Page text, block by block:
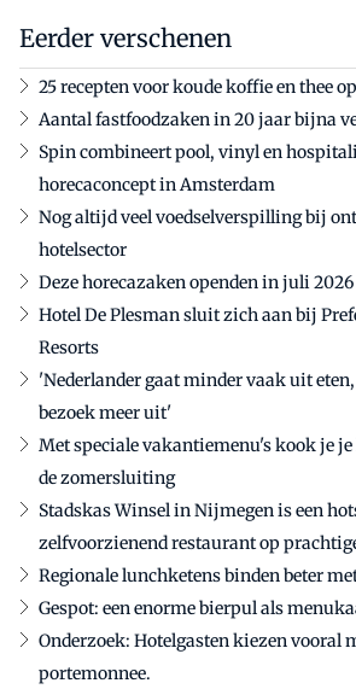
Eerder verschenen
25 recepten voor koude koffie en thee
Aantal fastfoodzaken in 20 jaar bijna
Spin combineert pool, vinyl en
horecaconcept in Amsterdam
Nog altijd veel voedselverspilling bij
hotelsector
Deze horecazaken openden in juli 2026
Hotel De Plesman sluit zich aan bij
Resorts
'Nederlander gaat minder vaak uit
bezoek meer uit'
Met speciale vakantiemenu's kook je
de zomersluiting
Stadskas Winsel in Nijmegen is een
zelfvoorzienend restaurant op
Regionale lunchketens binden beter
Gespot: een enorme bierpul als
Onderzoek: Hotelgasten kiezen vooral
portemonnee.